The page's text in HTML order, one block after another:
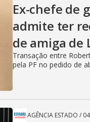
Ex-chefe de
admite ter
de amiga de
Transação entre
pela PF no pedido de
AGÊNCIA ESTADO /